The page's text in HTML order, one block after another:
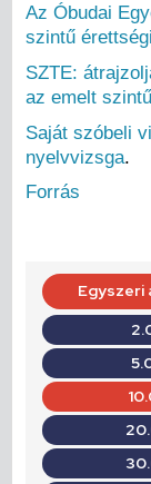
Az Óbudai
szintű érettségi
SZTE:
az emelt
Saját szóbeli
nyelvvizsga.
Forrás